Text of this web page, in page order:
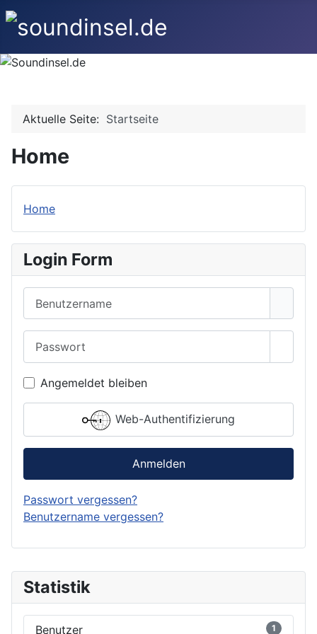
Statistik
Benutzer 1
Aktuelle Seite: Startseite
Home
Home
Login Form
Angemeldet bleiben
Web-Authentifizierung
Anmelden
Passwort vergessen?
Benutzername vergessen?